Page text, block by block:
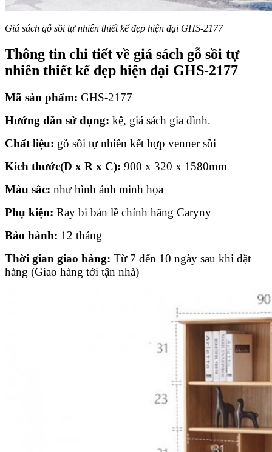
Giá sách gỗ sồi tự nhiên thiết kế đẹp hiện đại GHS-2177
Thông tin chi tiết về giá sách gỗ sồi tự
nhiên thiết kế đẹp hiện đại GHS-2177
Mã sản phẩm: GHS-2177
Hướng dẫn sử dụng: kệ, giá sách gia đình.
Chất liệu: gỗ sồi tự nhiên kết hợp venner sồi
Kích thước(D x R x C): 900 x 320 x 1580mm
Màu sắc: như hình ảnh minh họa
Phụ kiện: Ray bi bản lề chính hãng Caryny
Bảo hành: 12 tháng
Thời gian giao hàng: Từ 7 đến 10 ngày sau khi đặt
hàng (Giao hàng tới tận nhà)